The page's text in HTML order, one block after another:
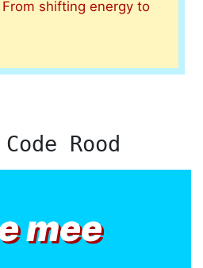
shifting energy to
Rood
mee